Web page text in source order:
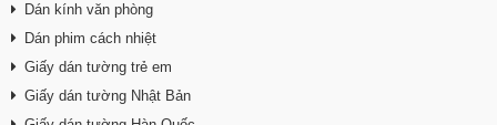
Dán kính văn phòng
Dán phim cách nhiệt
Giấy dán tường trẻ em
Giấy dán tường Nhật Bản